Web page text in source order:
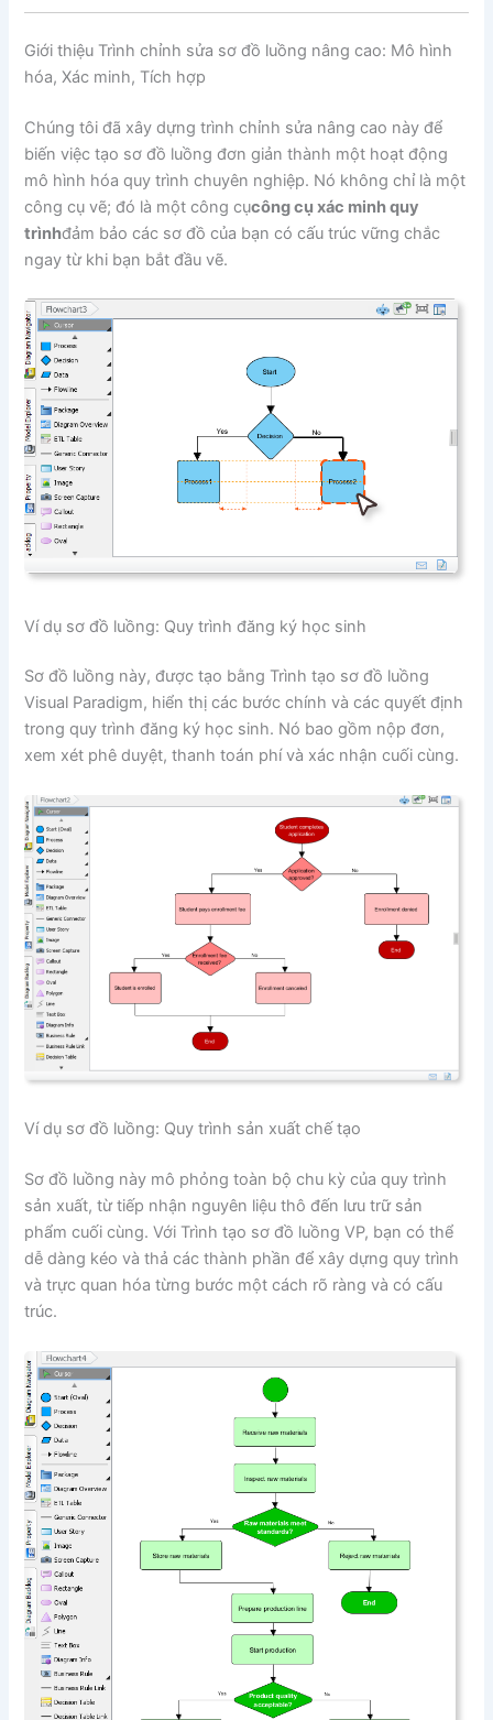
Giới thiệu Trình chỉnh sửa sơ đồ luồng nâng cao: Mô hình
hóa, Xác minh, Tích hợp
Chúng tôi đã xây dựng trình chỉnh sửa nâng cao này để
biến việc tạo sơ đồ luồng đơn giản thành một hoạt động
mô hình hóa quy trình chuyên nghiệp. Nó không chỉ là một
công cụ vẽ; đó là một công cụcông cụ xác minh quy
trìnhđảm bảo các sơ đồ của bạn có cấu trúc vững chắc
ngay từ khi bạn bắt đầu vẽ.
Ví dụ sơ đồ luồng: Quy trình đăng ký học sinh
Sơ đồ luồng này, được tạo bằng Trình tạo sơ đồ luồng
Visual Paradigm, hiển thị các bước chính và các quyết định
trong quy trình đăng ký học sinh. Nó bao gồm nộp đơn,
xem xét phê duyệt, thanh toán phí và xác nhận cuối cùng.
Ví dụ sơ đồ luồng: Quy trình sản xuất chế tạo
Sơ đồ luồng này mô phỏng toàn bộ chu kỳ của quy trình
sản xuất, từ tiếp nhận nguyên liệu thô đến lưu trữ sản
phẩm cuối cùng. Với Trình tạo sơ đồ luồng VP, bạn có thể
dễ dàng kéo và thả các thành phần để xây dựng quy trình
và trực quan hóa từng bước một cách rõ ràng và có cấu
trúc.